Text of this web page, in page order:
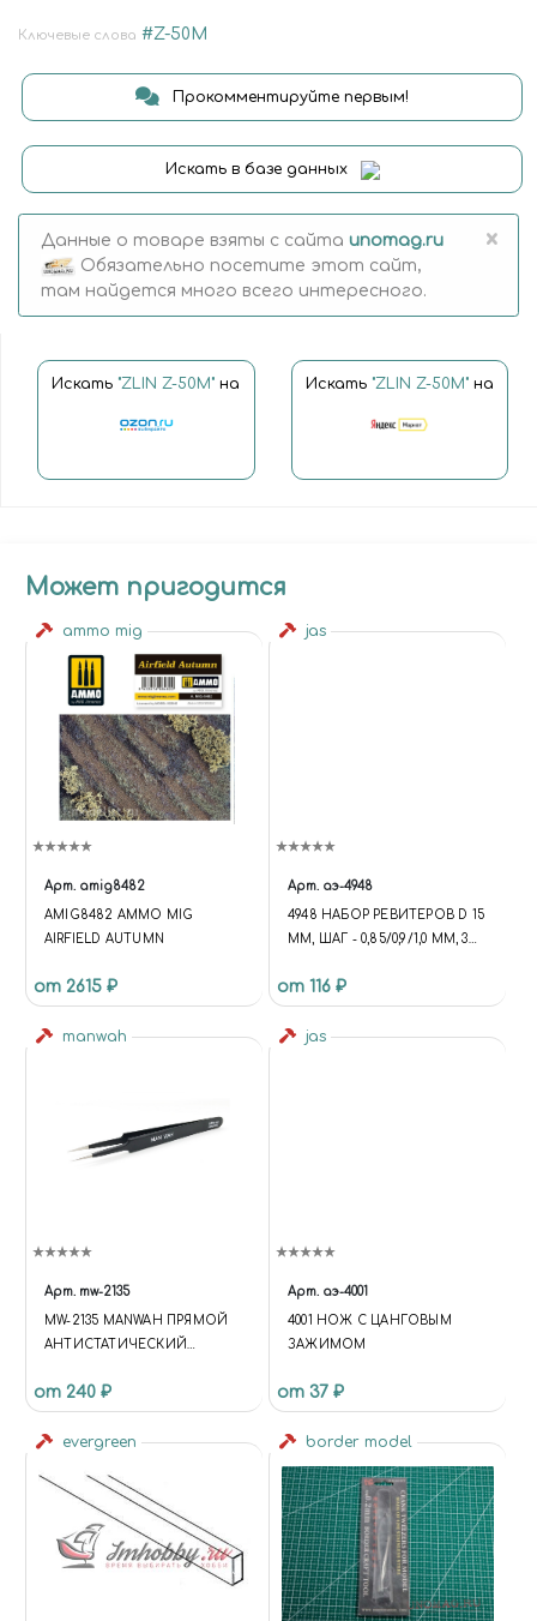
Ключевые слова #Z-50M
Прокомментируйте первым!
Искать в базе данных
Данные о товаре взяты с сайта unomag.ru
Обязательно посетите этот сайт,
там найдется много всего интересного.
×
Искать "ZLIN Z-50M" на Искать "ZLIN Z-50M"на
Может пригодится
ammo mig
Арт. amig8482
AMIG8482 AMMO MIG
AIRFIELD AUTUMN
от 2615 ₽
jas
Арт. аэ-4948
4948 НАБОР РЕВИТЕРОВ D 15
ММ, ШАГ - 0,85/0,9/1,0 ММ, 3
от 116 ₽
manwah
Арт. mw-2135
MW-2135 MANWAH ПРЯМОЙ
АНТИСТАТИЧЕСКИЙ
от 240 ₽
jas
Арт. аэ-4001
4001 НОЖ С ЦАНГОВЫМ
ЗАЖИМОМ
от 37 ₽
evergreen border model